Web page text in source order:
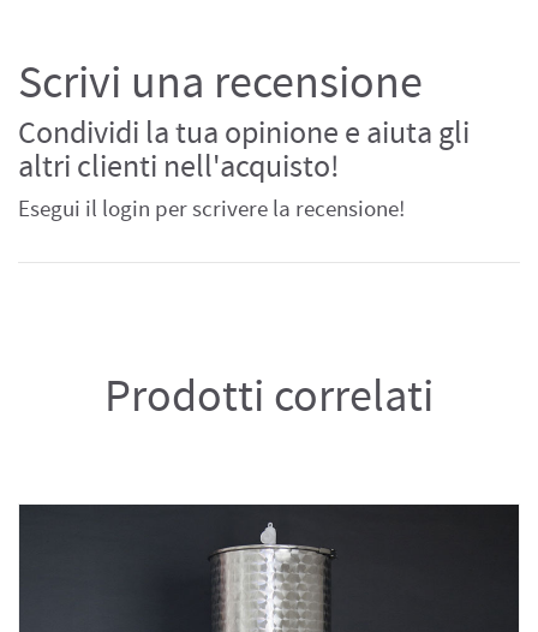
Scrivi una recensione
Condividi la tua opinione e aiuta gli
altri clienti nell'acquisto!
Esegui il login per scrivere la recensione!
Prodotti correlati